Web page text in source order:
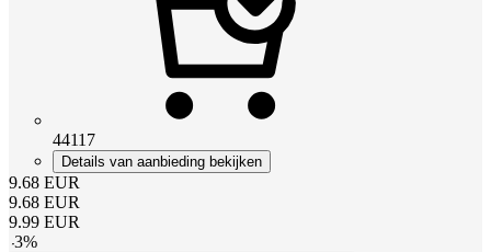
44117
Details van aanbieding bekijken
9.68 EUR
9.68 EUR
9.99 EUR
-3%